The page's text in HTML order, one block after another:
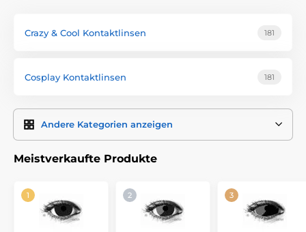
Crazy & Cool Kontaktlinsen 181
Cosplay Kontaktlinsen 181
Andere Kategorien anzeigen
Meistverkaufte Produkte